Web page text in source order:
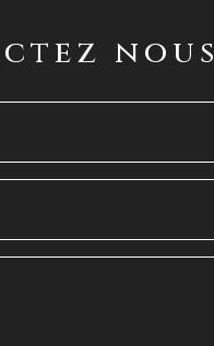
nous